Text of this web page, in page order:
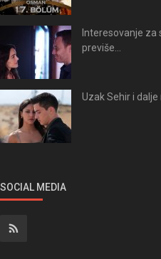
Interesovanje za
previše...
Uzak Sehir i dalje
SOCIAL MEDIA